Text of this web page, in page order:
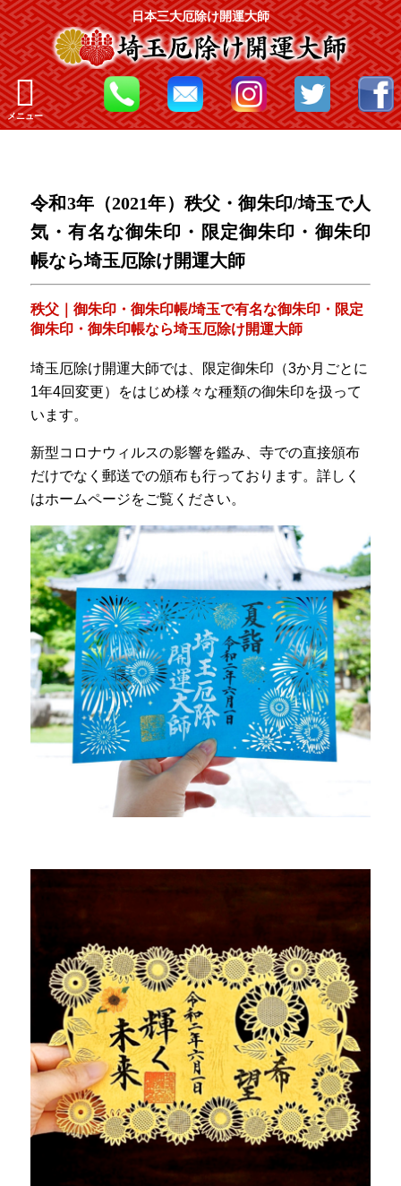
日本三大厄除け開運大師
メニュー
令和3年（2021年）秩父・御朱印/埼玉で人
気・有名な御朱印・限定御朱印・御朱印
帳なら埼玉厄除け開運大師
秩父｜御朱印・御朱印帳/埼玉で有名な御朱印・限定
御朱印・御朱印帳なら埼玉厄除け開運大師
埼玉厄除け開運大師では、限定御朱印（3か月ごとに
1年4回変更）をはじめ様々な種類の御朱印を扱って
います。
新型コロナウィルスの影響を鑑み、寺での直接頒布
だけでなく郵送での頒布も行っております。詳しく
はホームページをご覧ください。